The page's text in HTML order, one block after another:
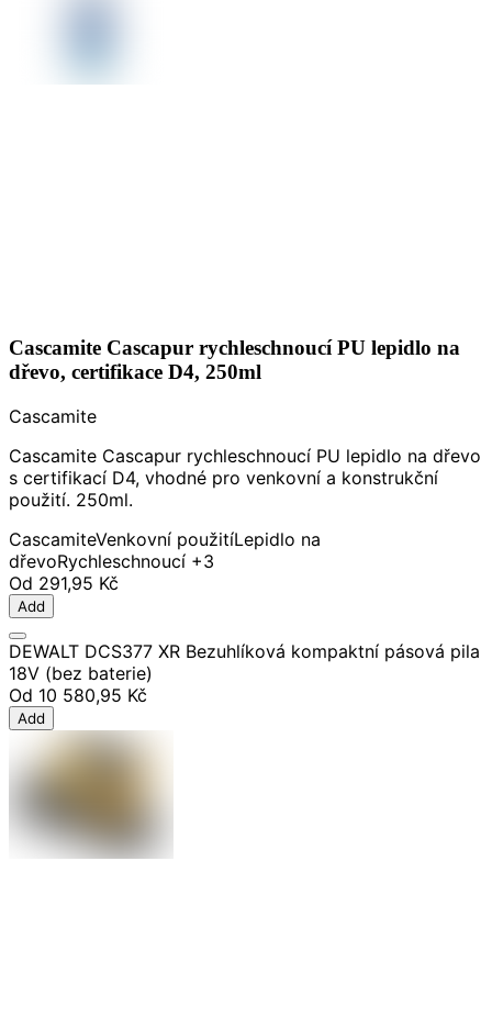
Cascamite Cascapur rychleschnoucí PU lepidlo na
dřevo, certifikace D4, 250ml
Cascamite
Cascamite Cascapur rychleschnoucí PU lepidlo na dřevo
s certifikací D4, vhodné pro venkovní a konstrukční
použití. 250ml.
CascamiteVenkovní použitíLepidlo na
dřevoRychleschnoucí +3
Od 291,95 Kč
Add
DEWALT DCS377 XR Bezuhlíková kompaktní pásová pila
18V (bez baterie)
Od 10 580,95 Kč
Add